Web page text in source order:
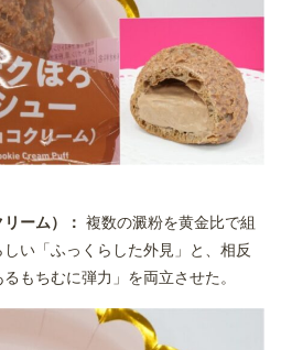
ーム）： 複数の澱粉を黄金比で組
い「ふっくらした外見」と、相反
もちむに弾力」を両立させた。